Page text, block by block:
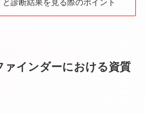
と診断結果を見る際のポイント
ァインダーにおける資質